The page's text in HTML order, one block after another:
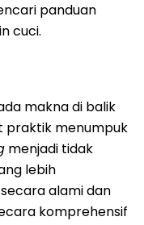
panduan
cuci.
makna di balik
praktik menumpuk
menjadi tidak
lebih
alami dan
komprehensif